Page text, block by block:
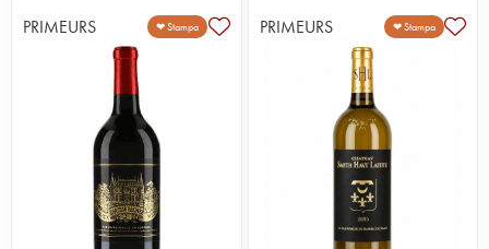
PRIMEURS ❤ Stampa PRIMEURS ❤ Stampa